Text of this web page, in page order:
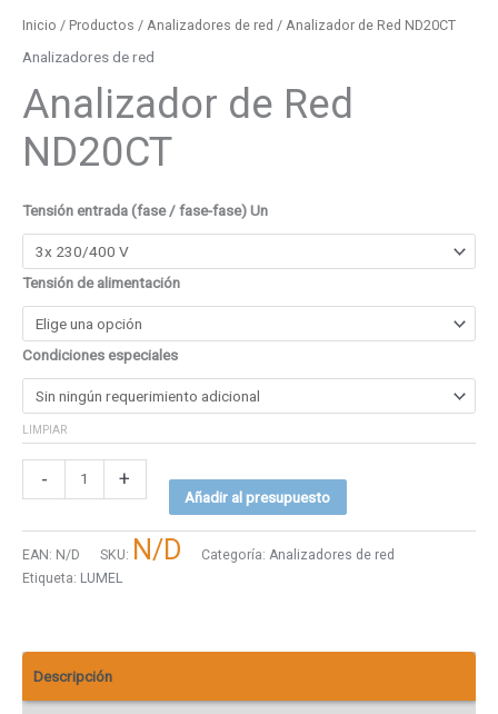
Inicio / Productos / Analizadores de red / Analizador de Red ND20CT
Analizadores de red
Analizador de Red
ND20CT
Tensión entrada (fase / fase-fase) Un
Tensión de alimentación
Condiciones especiales
LIMPIAR
- +
Añadir al presupuesto
EAN: N/D SKU: N/D Categoría: Analizadores de red
Etiqueta: LUMEL
Descripción